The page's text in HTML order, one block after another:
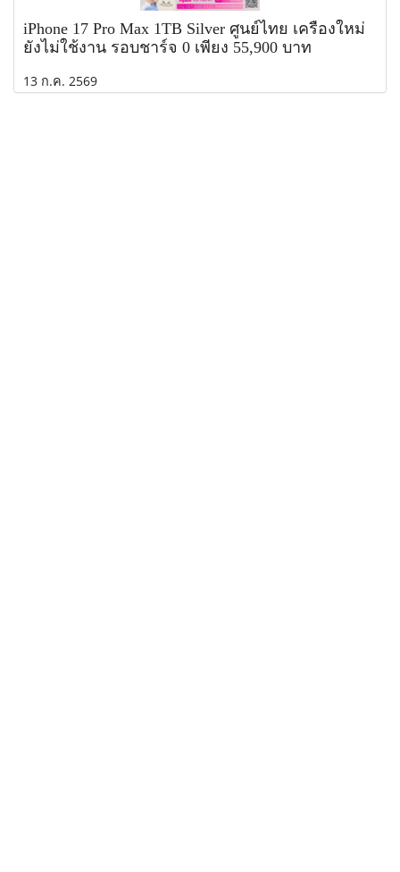
iPhone 17 Pro Max 1TB Silver ศูนย์ไทย เครื่องใหม่
ยังไม่ใช้งาน รอบชาร์จ 0 เพียง 55,900 บาท
13 ก.ค. 2569